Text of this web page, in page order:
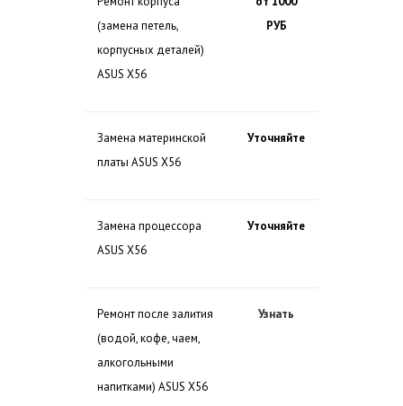
(замена петель,
корпусных деталей)
ASUS X56
РУБ
Замена материнской
платы ASUS X56
Уточняйте
Замена процессора
ASUS X56
Уточняйте
Ремонт после залития
(водой, кофе, чаем,
алкогольными
напитками) ASUS X56
Узнать